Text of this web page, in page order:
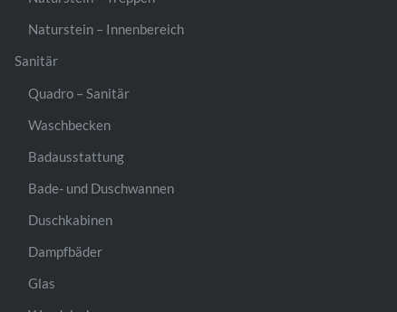
Naturstein – Innenbereich
Sanitär
Quadro – Sanitär
Waschbecken
Badausstattung
Bade- und Duschwannen
Duschkabinen
Dampfbäder
Glas